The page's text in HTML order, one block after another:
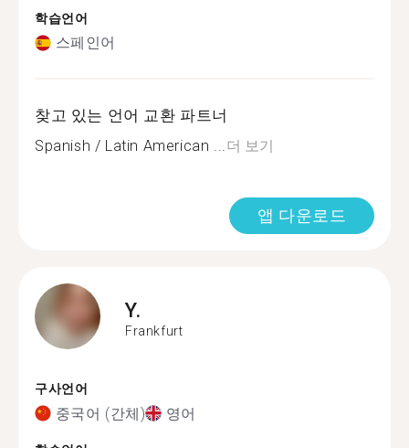
학습언어
스페인어
찾고 있는 언어 교환 파트너
Spanish / Latin American ...더 보기
앱 다운로드
Y.
Frankfurt
구사언어
중국어 (간체) 영어